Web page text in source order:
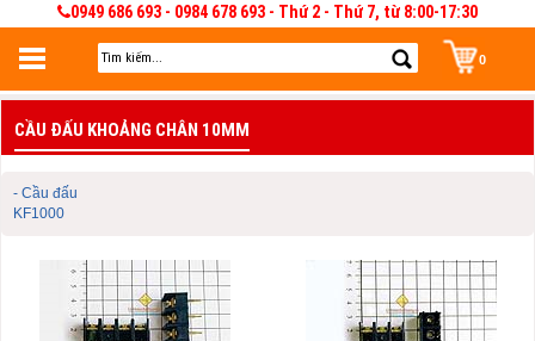
0949 686 693 - 0984 678 693 - Thứ 2 - Thứ 7, từ 8:00-17:30
0
Đăng nhập
Đăng nhập để lưu giỏ hàng 30 ngày. Có thể sửa và quản lý giỏ hàng và đơn
hàng
CẦU ĐẤU KHOẢNG CHÂN 10MM
- Cầu đấu
KF1000